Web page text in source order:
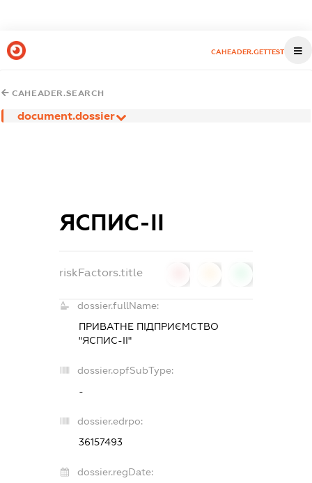
CAHEADER.GETTEST
CAHEADER.SEARCH
document.dossier
ЯСПИС-ІІ
riskFactors.title
dossier.fullName:
ПРИВАТНЕ ПІДПРИЄМСТВО
"ЯСПИС-ІІ"
dossier.opfSubType:
-
dossier.edrpo:
36157493
dossier.regDate: